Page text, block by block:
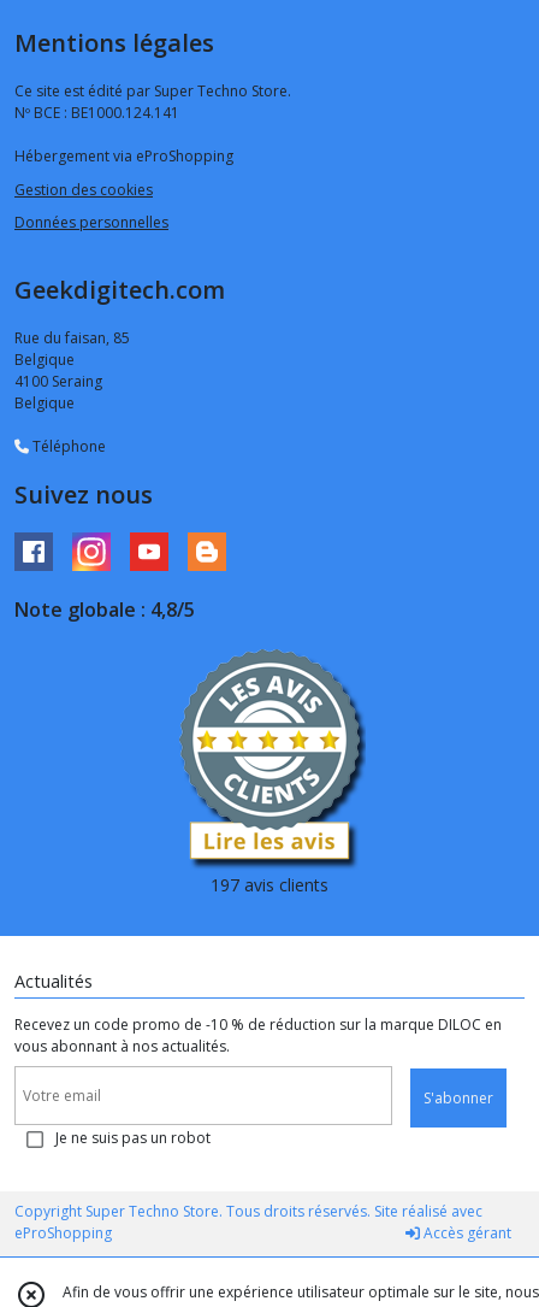
Mentions légales
Ce site est édité par Super Techno Store.
Nº BCE : BE1000.124.141
Hébergement via eProShopping
Gestion des cookies
Données personnelles
Geekdigitech.com
Rue du faisan, 85
Belgique
4100 Seraing
Belgique
Téléphone
Suivez nous
Note globale : 4,8/5
197 avis clients
Actualités
Recevez un code promo de -10 % de réduction sur la marque DILOC en
vous abonnant à nos actualités.
S'abonner
Je ne suis pas un robot
Copyright Super Techno Store. Tous droits réservés. Site réalisé avec
eProShopping
Accès gérant
Afin de vous offrir une expérience utilisateur optimale sur le site, nous